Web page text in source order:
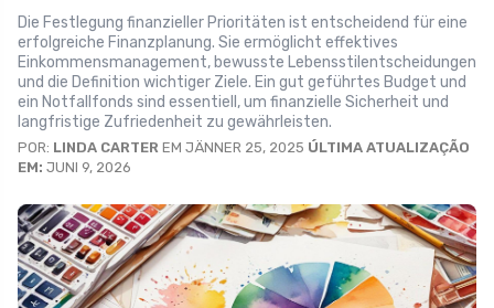
Die Festlegung finanzieller Prioritäten ist entscheidend für eine
erfolgreiche Finanzplanung. Sie ermöglicht effektives
Einkommensmanagement, bewusste Lebensstilentscheidungen
und die Definition wichtiger Ziele. Ein gut geführtes Budget und
ein Notfallfonds sind essentiell, um finanzielle Sicherheit und
langfristige Zufriedenheit zu gewährleisten.
POR: LINDA CARTER EM JÄNNER 25, 2025 ÚLTIMA ATUALIZAÇÃO
EM: JUNI 9, 2026